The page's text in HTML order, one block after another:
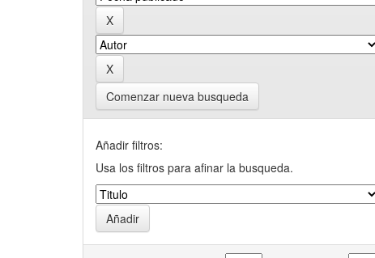
Comenzar nueva busqueda
Añadir filtros:
Usa los filtros para afinar la busqueda.